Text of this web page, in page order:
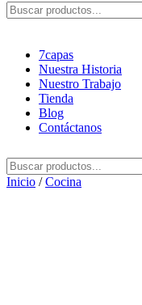
7capas
Nuestra Historia
Nuestro Trabajo
Tienda
Blog
Contáctanos
Inicio /Cocina